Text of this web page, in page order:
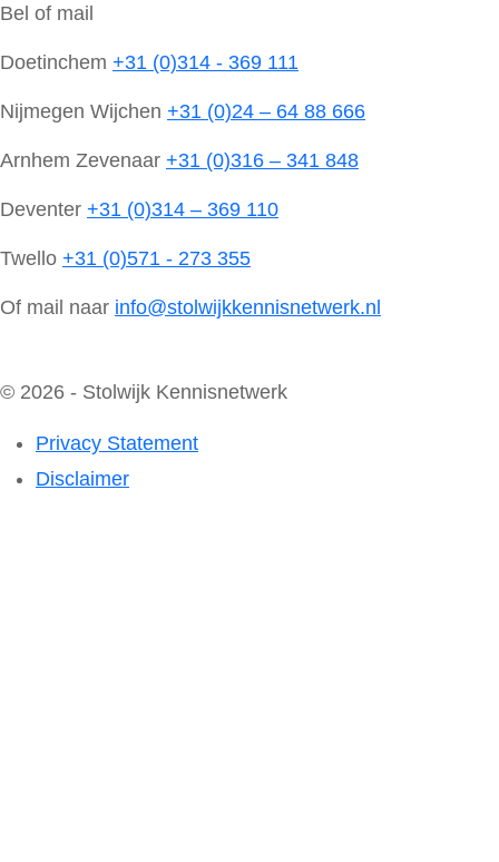
Bel of mail
Doetinchem +31 (0)314 - 369 111
Nijmegen Wijchen +31 (0)24 – 64 88 666
Arnhem Zevenaar +31 (0)316 – 341 848
Deventer +31 (0)314 – 369 110
Twello +31 (0)571 - 273 355
Of mail naar info@stolwijkkennisnetwerk.nl
© 2026 - Stolwijk Kennisnetwerk
Privacy Statement
Disclaimer